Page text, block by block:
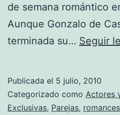
de semana romántico
Aunque Gonzalo de
terminada su… Seguir
Publicada el 5 julio, 2010
Categorizado como Actores
Exclusivas, Parejas, romances